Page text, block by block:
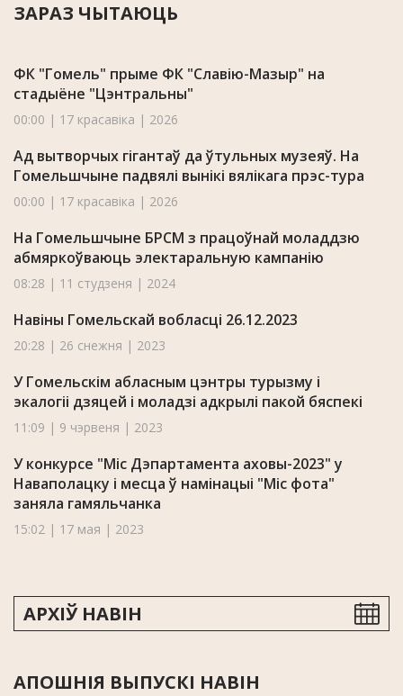
ЗАРАЗ ЧЫТАЮЦЬ
ФК "Гомель" прыме ФК "Славію-Мазыр" на
стадыёне "Цэнтральны"
00:00 | 17 красавіка | 2026
Ад вытворчых гігантаў да ўтульных музеяў. На
Гомельшчыне падвялі вынікі вялікага прэс-тура
00:00 | 17 красавіка | 2026
На Гомельшчыне БРСМ з працоўнай моладдзю
абмяркоўваюць электаральную кампанію
08:28 | 11 студзеня | 2024
Навіны Гомельскай вобласці 26.12.2023
20:28 | 26 снежня | 2023
У Гомельскім абласным цэнтры турызму і
экалогіі дзяцей і моладзі адкрылі пакой бяспекі
11:09 | 9 чэрвеня | 2023
У конкурсе "Міс Дэпартамента аховы-2023" у
Наваполацку i месца ў намінацыі "Міс фота"
заняла гамяльчанка
15:02 | 17 мая | 2023
АРХІЎ НАВІН
АПОШНІЯ ВЫПУСКІ НАВІН